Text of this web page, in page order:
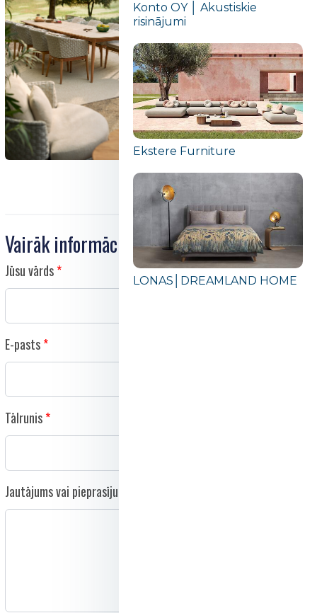
Vairāk informācijas
Jūsu vārds
E-pasts
Tālrunis
Jautājums vai pieprasījums
Konto OY │ Akustiskie
risinājumi
Ekstere Furniture
LONAS│DREAMLAND HOME